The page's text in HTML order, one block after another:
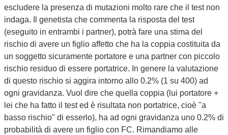
escludere la presenza di mutazioni molto rare che il test non
indaga. Il genetista che commenta la risposta del test
(eseguito in entrambi i partner), potrà fare una stima del
rischio di avere un figlio affetto che ha la coppia costituita da
un soggetto sicuramente portatore e una partner con piccolo
rischio residuo di essere portatrice. In genere la valutazione
di questo rischio si aggira intorno allo 0.2% (1 su 400) ad
ogni gravidanza. Vuol dire che quella coppia (lui portatore +
lei che ha fatto il test ed è risultata non portatrice, cioè "a
basso rischio" di esserlo), ha ad ogni gravidanza uno 0.2% di
probabilità di avere un figlio con FC. Rimandiamo alle